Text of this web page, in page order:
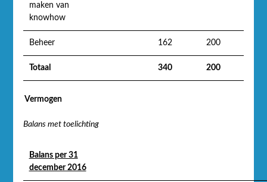
maken van
knowhow
Beheer 162 200
Totaal 340 200
Vermogen
Balans met toelichting
Balans per 31
december 2016